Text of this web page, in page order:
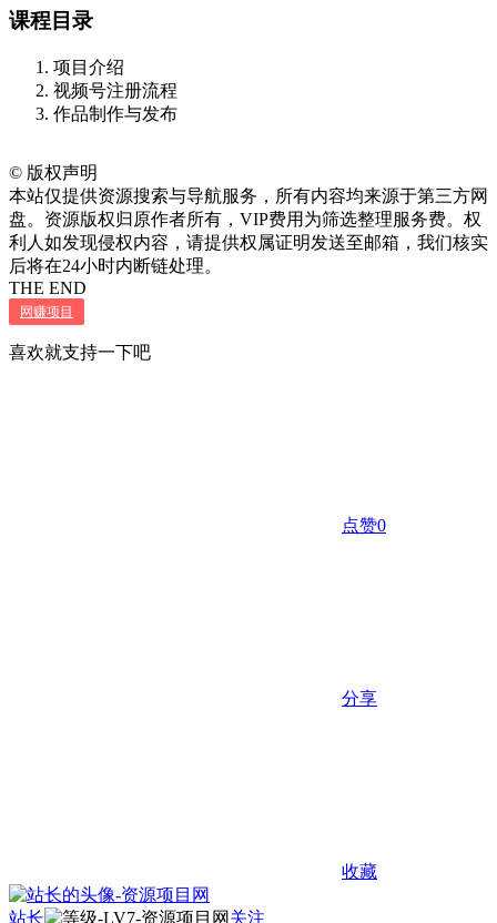
课程目录
项目介绍
视频号注册流程
作品制作与发布
© 版权声明
本站仅提供资源搜索与导航服务，所有内容均来源于第三方网
盘。资源版权归原作者所有，VIP费用为筛选整理服务费。权
利人如发现侵权内容，请提供权属证明发送至邮箱，我们核实
后将在24小时内断链处理。
THE END
网赚项目
喜欢就支持一下吧
点赞0
分享
收藏
站长 关注